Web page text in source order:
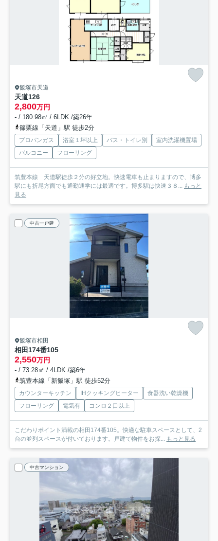
飯塚市天道
天道126
2,800万円
- / 180.98㎡ / 6LDK /築26年
篠栗線「天道」駅 徒歩2分
プロパンガス 浴室１坪以上 バス・トイレ別
室内洗濯機置場
バルコニー
フローリング
筑豊本線 天道駅徒歩２分の好立地。快速電車も止まりますので、博多
駅にも折尾方面でも通勤通学には最適です。博多駅は快速３８... もっと
見る
中古一戸建
飯塚市相田
相田174番105
2,550万円
- / 73.28㎡ / 4LDK /築6年
筑豊本線「新飯塚」駅 徒歩52分
カウンターキッチン IHクッキングヒーター
食器洗い乾燥機
フローリング
電気有 コンロ２口以上
こだわりポイント満載の相田174番105。快適な駐車スペースとして、2
台の並列スペースが付いております。戸建て物件をお探... もっと見る
中古マンション